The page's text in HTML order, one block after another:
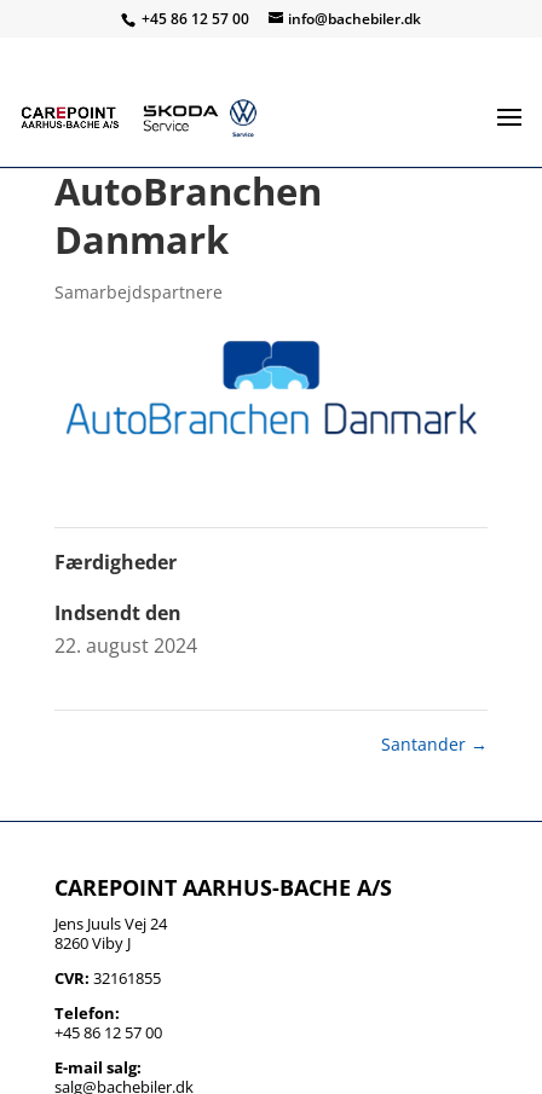
+45 86 12 57 00 info@bachebiler.dk
AutoBranchen
Danmark
Samarbejdspartnere
Færdigheder
Indsendt den
22. august 2024
Santander →
CAREPOINT AARHUS-BACHE A/S
Jens Juuls Vej 24
8260 Viby J
CVR: 32161855
Telefon:
+45 86 12 57 00
E-mail salg:
salg@bachebiler.dk